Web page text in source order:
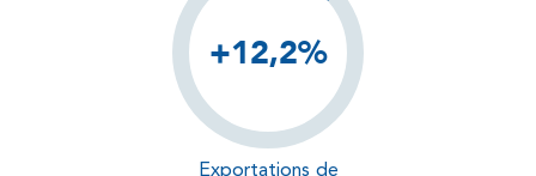
+12,2%
Exportations de